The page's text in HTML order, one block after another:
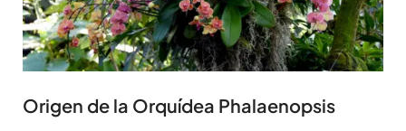
Origen de la Orquídea Phalaenopsis